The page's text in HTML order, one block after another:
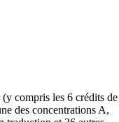
compris les 6 crédits de
des concentrations A,